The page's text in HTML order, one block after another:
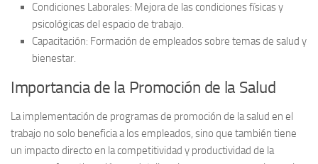
Condiciones Laborales: Mejora de las condiciones físicas y
psicológicas del espacio de trabajo.
Capacitación: Formación de empleados sobre temas de salud y
bienestar.
Importancia de la Promoción de la Salud
La implementación de programas de promoción de la salud en el
trabajo no solo beneficia a los empleados, sino que también tiene
un impacto directo en lacompetitividad y productividad de la